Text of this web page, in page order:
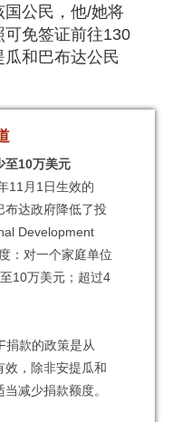
公民，他/她将
免签证前往130
和巴布达公民
10万美元
月1日生效的
布达政府降低了投
Development
：对一个家庭单位
10万美元；超过4
款的政策是从
效，除非安提瓜和
减少捐款额度。